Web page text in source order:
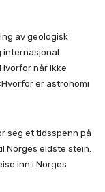
av geologisk
internasjonal
når ikke
er astronomi
seg et tidsspenn på
Norges eldste stein.
inn i Norges